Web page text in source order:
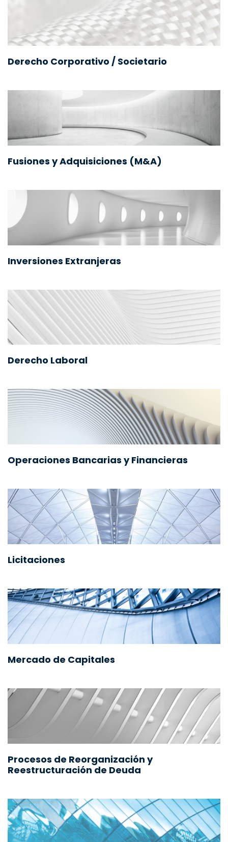
Derecho Corporativo / Societario
Fusiones y Adquisiciones (M&A)
Inversiones Extranjeras
Derecho Laboral
Operaciones Bancarias y Financieras
Licitaciones
Mercado de Capitales
Procesos de Reorganización y
Reestructuración de Deuda